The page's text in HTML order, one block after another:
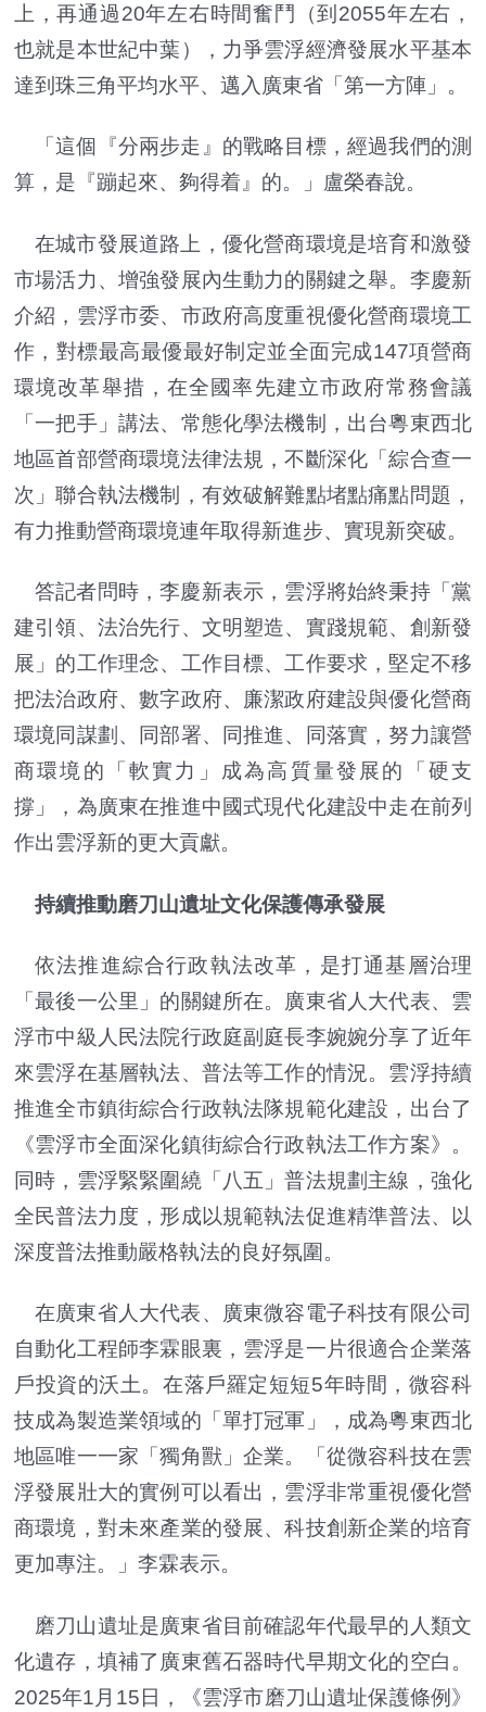
上，再通過20年左右時間奮鬥（到2055年左右，
也就是本世紀中葉），力爭雲浮經濟發展水平基本
達到珠三角平均水平、邁入廣東省「第一方陣」。
「這個『分兩步走』的戰略目標，經過我們的測
算，是『蹦起來、夠得着』的。」盧榮春說。
在城市發展道路上，優化營商環境是培育和激發
市場活力、增強發展內生動力的關鍵之舉。李慶新
介紹，雲浮市委、市政府高度重視優化營商環境工
作，對標最高最優最好制定並全面完成147項營商
環境改革舉措，在全國率先建立市政府常務會議
「一把手」講法、常態化學法機制，出台粵東西北
地區首部營商環境法律法規，不斷深化「綜合查一
次」聯合執法機制，有效破解難點堵點痛點問題，
有力推動營商環境連年取得新進步、實現新突破。
答記者問時，李慶新表示，雲浮將始終秉持「黨
建引領、法治先行、文明塑造、實踐規範、創新發
展」的工作理念、工作目標、工作要求，堅定不移
把法治政府、數字政府、廉潔政府建設與優化營商
環境同謀劃、同部署、同推進、同落實，努力讓營
商環境的「軟實力」成為高質量發展的「硬支
撐」，為廣東在推進中國式現代化建設中走在前列
作出雲浮新的更大貢獻。
持續推動磨刀山遺址文化保護傳承發展
依法推進綜合行政執法改革，是打通基層治理
「最後一公里」的關鍵所在。廣東省人大代表、雲
浮市中級人民法院行政庭副庭長李婉婉分享了近年
來雲浮在基層執法、普法等工作的情況。雲浮持續
推進全市鎮街綜合行政執法隊規範化建設，出台了
《雲浮市全面深化鎮街綜合行政執法工作方案》。
同時，雲浮緊緊圍繞「八五」普法規劃主線，強化
全民普法力度，形成以規範執法促進精準普法、以
深度普法推動嚴格執法的良好氛圍。
在廣東省人大代表、廣東微容電子科技有限公司
自動化工程師李霖眼裏，雲浮是一片很適合企業落
戶投資的沃土。在落戶羅定短短5年時間，微容科
技成為製造業領域的「單打冠軍」，成為粵東西北
地區唯一一家「獨角獸」企業。「從微容科技在雲
浮發展壯大的實例可以看出，雲浮非常重視優化營
商環境，對未來產業的發展、科技創新企業的培育
更加專注。」李霖表示。
磨刀山遺址是廣東省目前確認年代最早的人類文
化遺存，填補了廣東舊石器時代早期文化的空白。
2025年1月15日，《雲浮市磨刀山遺址保護條例》